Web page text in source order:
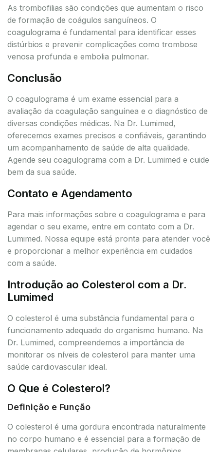
As trombofilias são condições que aumentam o risco
de formação de coágulos sanguíneos. O
coagulograma é fundamental para identificar esses
distúrbios e prevenir complicações como trombose
venosa profunda e embolia pulmonar.
Conclusão
O coagulograma é um exame essencial para a
avaliação da coagulação sanguínea e o diagnóstico de
diversas condições médicas. Na Dr. Lumimed,
oferecemos exames precisos e confiáveis, garantindo
um acompanhamento de saúde de alta qualidade.
Agende seu coagulograma com a Dr. Lumimed e cuide
bem da sua saúde.
Contato e Agendamento
Para mais informações sobre o coagulograma e para
agendar o seu exame, entre em contato com a Dr.
Lumimed. Nossa equipe está pronta para atender você
e proporcionar a melhor experiência em cuidados
com a saúde.
Introdução ao Colesterol com a Dr.
Lumimed
O colesterol é uma substância fundamental para o
funcionamento adequado do organismo humano. Na
Dr. Lumimed, compreendemos a importância de
monitorar os níveis de colesterol para manter uma
saúde cardiovascular ideal.
O Que é Colesterol?
Definição e Função
O colesterol é uma gordura encontrada naturalmente
no corpo humano e é essencial para a formação de